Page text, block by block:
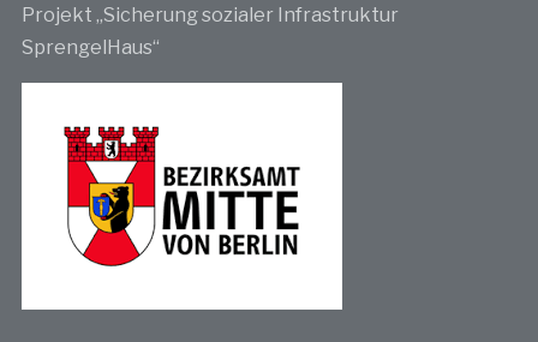
Projekt „Sicherung sozialer Infrastruktur
SprengelHaus“